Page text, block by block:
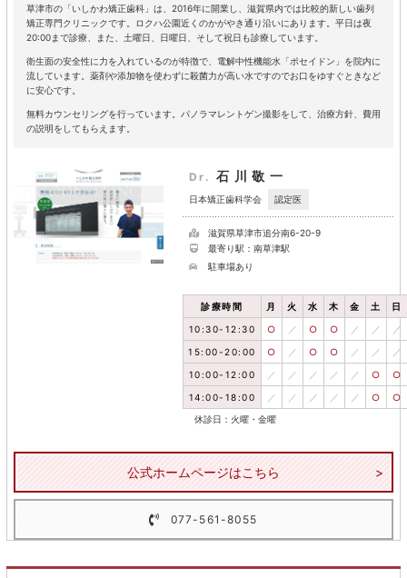
草津市の「いしかわ矯正歯科」は、2016年に開業し、滋賀県内では比較的新しい歯列
矯正専門クリニックです。ロクハ公園近くのかがやき通り沿いにあります。平日は夜
20:00まで診療、また、土曜日、日曜日、そして祝日も診療しています。
衛生面の安全性に力を入れているのが特徴で、電解中性機能水「ポセイドン」を院内に
流しています。薬剤や添加物を使わずに殺菌力が高い水ですのでお口をゆすぐときなど
に安心です。
無料カウンセリングを行っています。パノラマレントゲン撮影をして、治療方針、費用
の説明をしてもらえます。
Dr. 石川敬一
日本矯正歯科学会 認定医
滋賀県草津市追分南6-20-9
最寄り駅：南草津駅
駐車場あり
診療時間 月 火 水 木 金 土 日
10:30-12:30 ○ ／ ○ ○ ／ ／ ／
15:00-20:00 ○ ／ ○ ○ ／ ／ ／
10:00-12:00 ／ ／ ／ ／ ／ ○ ○
14:00-18:00 ／ ／ ／ ／ ／ ○ ○
休診日：火曜・金曜
公式ホームページはこちら
077-561-8055